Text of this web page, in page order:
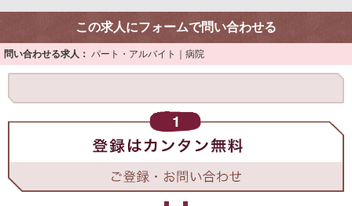
この求人にフォームで問い合わせる
問い合わせる求人： パート・アルバイト｜病院